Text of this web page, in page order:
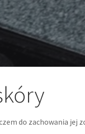
do zachowania jej